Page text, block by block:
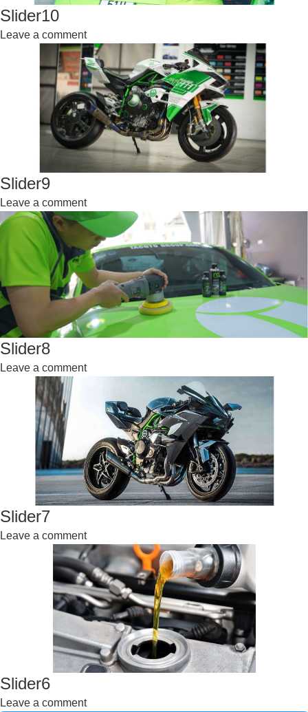
Slider10
Leave a comment
Slider9
Leave a comment
Slider8
Leave a comment
Slider7
Leave a comment
Slider6
Leave a comment